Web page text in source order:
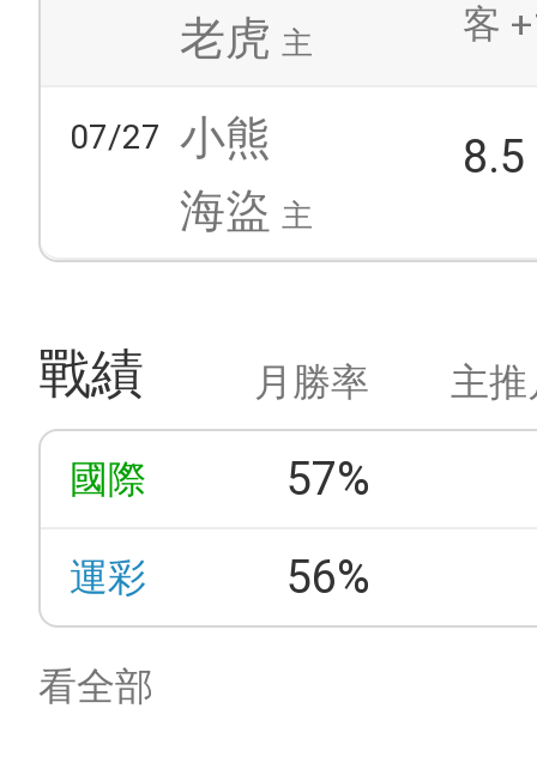
老虎 主 客
07/27 小熊
海盜 主
戰績 月勝率 主
國際 57%
運彩 56%
看全部